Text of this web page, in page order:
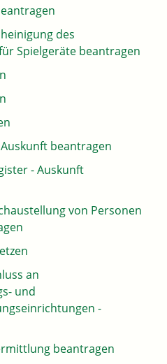
des
Spielgeräte beantragen
beantragen
- Auskunft
von Personen
an
und
-
beantragen